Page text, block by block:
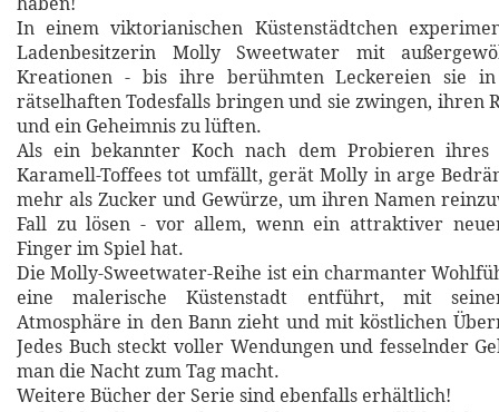
In einem viktorianischen Küstenstädtchen
Ladenbesitzerin Molly Sweetwater mit
Kreationen - bis ihre berühmten Leckereien sie
rätselhaften Todesfalls bringen und sie zwingen, ihren
und ein Geheimnis zu lüften.
Als ein bekannter Koch nach dem Probieren ihres
Karamell-Toffees tot umfällt, gerät Molly in arge
mehr als Zucker und Gewürze, um ihren Namen
Fall zu lösen - vor allem, wenn ein attraktiver
Finger im Spiel hat.
Die Molly-Sweetwater-Reihe ist ein charmanter
eine malerische Küstenstadt entführt, mit
Atmosphäre in den Bann zieht und mit köstlichen
Jedes Buch steckt voller Wendungen und fesselnder
man die Nacht zum Tag macht.
Weitere Bücher der Serie sind ebenfalls erhältlich!